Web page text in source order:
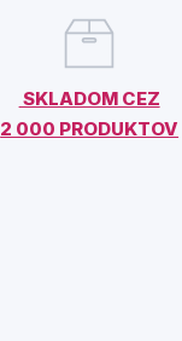
SKLADOM CEZ
2 000 PRODUKTOV